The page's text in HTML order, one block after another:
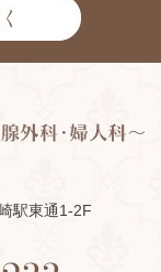
駅東通1-2F